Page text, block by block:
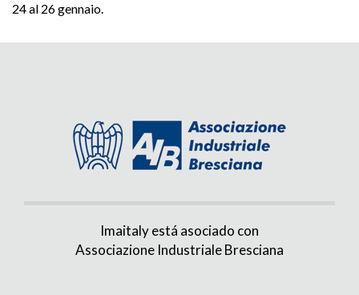
24 al 26 gennaio.
Imaitaly está asociado con
Associazione Industriale Bresciana